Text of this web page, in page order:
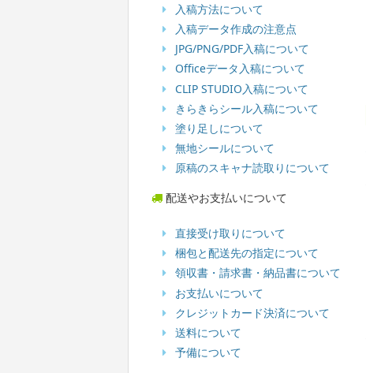
入稿方法について
入稿データ作成の注意点
JPG/PNG/PDF入稿について
Officeデータ入稿について
CLIP STUDIO入稿について
きらきらシール入稿について
塗り足しについて
無地シールについて
原稿のスキャナ読取りについて
配送やお支払いについて
直接受け取りについて
梱包と配送先の指定について
領収書・請求書・納品書について
お支払いについて
クレジットカード決済について
送料について
予備について